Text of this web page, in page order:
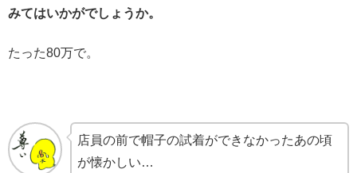
みてはいかがでしょうか。
たった80万で。
店員の前で帽子の試着ができなかったあの頃
が懐かしい…